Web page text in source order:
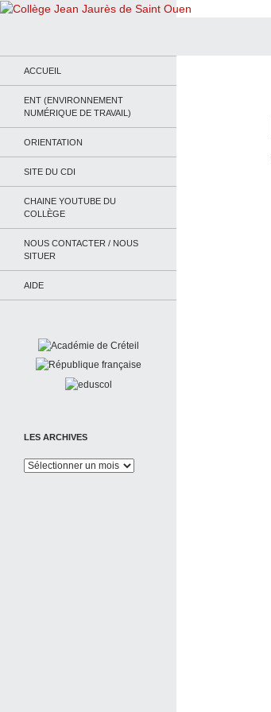
ACCUEIL
ENT (ENVIRONNEMENT
NUMÉRIQUE DE TRAVAIL)
ORIENTATION
SITE DU CDI
CHAINE YOUTUBE DU
COLLÈGE
NOUS CONTACTER / NOUS
SITUER
AIDE
LES ARCHIVES
Les